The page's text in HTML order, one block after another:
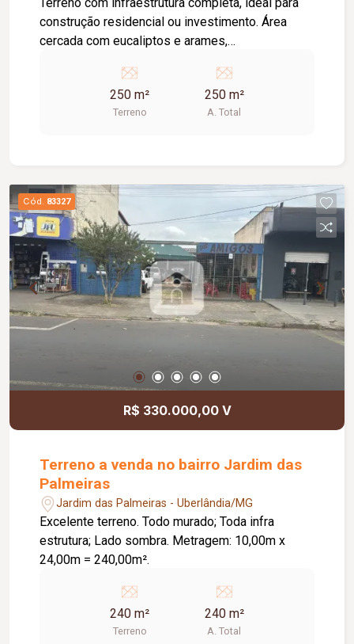
construção residencial ou investimento. Área
cercada com eucaliptos e arames,
privacidade. Excelente oportunidade para quem
busca praticidade, segurança e potencial de
valorização. Agende sua visita.
250 m²
Terreno
250 m²
A. Total
Cód. 83327
R$ 330.000,00 V
Terreno a venda no bairro Jardim das
Palmeiras
Jardim das Palmeiras - Uberlândia/MG
Excelente terreno. Todo murado; Toda infra
estrutura; Lado sombra. Metragem: 10,00m x
24,00m = 240,00m².
240 m²
Terreno
240 m²
A. Total